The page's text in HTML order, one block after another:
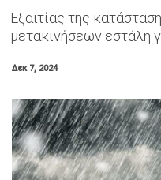
Εξαιτίας της
μετακινήσεων εστάλη
Δεκ 7, 2024